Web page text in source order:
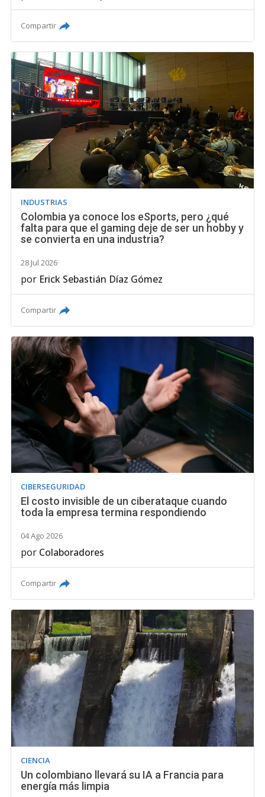
Compartir
INDUSTRIAS
Colombia ya conoce los eSports, pero ¿qué
falta para que el gaming deje de ser un hobby y
se convierta en una industria?
28 Jul 2026
por Erick Sebastián Díaz Gómez
Compartir
CIBERSEGURIDAD
El costo invisible de un ciberataque cuando
toda la empresa termina respondiendo
04 Ago 2026
por Colaboradores
Compartir
CIENCIA
Un colombiano llevará su IA a Francia para
energía más limpia